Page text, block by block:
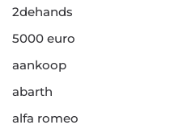
2dehands
5000 euro
aankoop
abarth
alfa romeo